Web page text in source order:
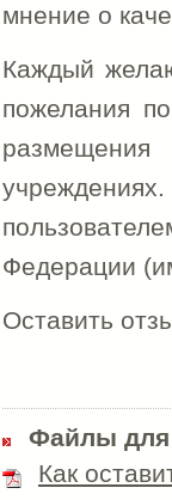
мнение о
Каждый
пожелания
размещения
Федерации
Оставить
Файлы для
Как